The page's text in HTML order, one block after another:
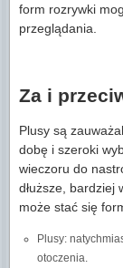
form rozrywki
przeglądania.
Za i
Plusy są
dobę i szeroki
wieczoru do
dłuższe,
może stać się
Plusy:
otoczenia.